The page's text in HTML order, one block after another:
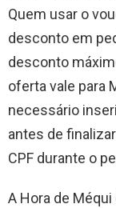
Quem usar o
desconto em
desconto
oferta vale para
necessário
antes de
CPF durante o
A Hora de